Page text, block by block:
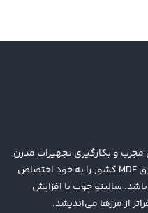
مجرب و بکارگیری تجهیزات مدرن
توانسته است نامی پیشرو در صنعت ورق MDF کشور را به خود اختصاص
سالینو چوب با افزایش
از مرزها می‌اندیشد.